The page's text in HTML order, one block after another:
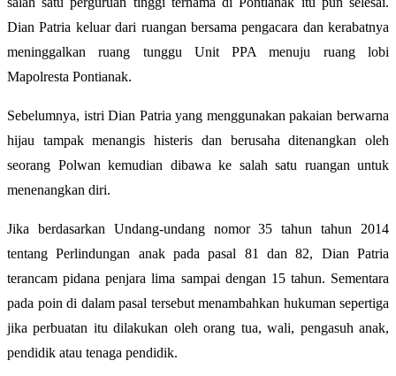
Dian Patria keluar dari ruangan bersama pengacara dan kerabatnya
meninggalkan ruang tunggu Unit PPA menuju ruang lobi
Mapolresta Pontianak.
Sebelumnya, istri Dian Patria yang menggunakan pakaian berwarna
hijau tampak menangis histeris dan berusaha ditenangkan oleh
seorang Polwan kemudian dibawa ke salah satu ruangan untuk
menenangkan diri.
Jika berdasarkan Undang-undang nomor 35 tahun tahun 2014
tentang Perlindungan anak pada pasal 81 dan 82, Dian Patria
terancam pidana penjara lima sampai dengan 15 tahun. Sementara
pada poin di dalam pasal tersebut menambahkan hukuman sepertiga
jika perbuatan itu dilakukan oleh orang tua, wali, pengasuh anak,
pendidik atau tenaga pendidik.